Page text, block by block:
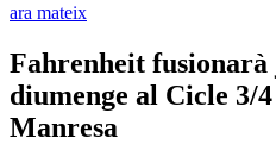
ara mateix
Fahrenheit
diumenge al Cicle 3/
Manresa